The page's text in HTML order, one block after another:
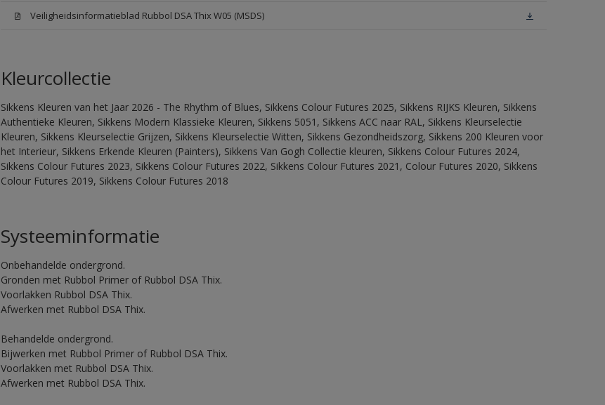
Veiligheidsinformatieblad Rubbol DSA Thix W05 (MSDS)
Kleurcollectie
Sikkens Kleuren van het Jaar 2026 - The Rhythm of Blues, Sikkens Colour Futures 2025, Sikkens RIJKS Kleuren, Sikkens
Authentieke Kleuren, Sikkens Modern Klassieke Kleuren, Sikkens 5051, Sikkens ACC naar RAL, Sikkens Kleurselectie
Kleuren, Sikkens Kleurselectie Grijzen, Sikkens Kleurselectie Witten, Sikkens Gezondheidszorg, Sikkens 200 Kleuren voor
het Interieur, Sikkens Erkende Kleuren (Painters), Sikkens Van Gogh Collectie kleuren, Sikkens Colour Futures 2024,
Sikkens Colour Futures 2023, Sikkens Colour Futures 2022, Sikkens Colour Futures 2021, Colour Futures 2020, Sikkens
Colour Futures 2019, Sikkens Colour Futures 2018
Systeeminformatie
Onbehandelde ondergrond.
Gronden met Rubbol Primer of Rubbol DSA Thix.
Voorlakken Rubbol DSA Thix.
Afwerken met Rubbol DSA Thix.
Behandelde ondergrond.
Bijwerken met Rubbol Primer of Rubbol DSA Thix.
Voorlakken met Rubbol DSA Thix.
Afwerken met Rubbol DSA Thix.